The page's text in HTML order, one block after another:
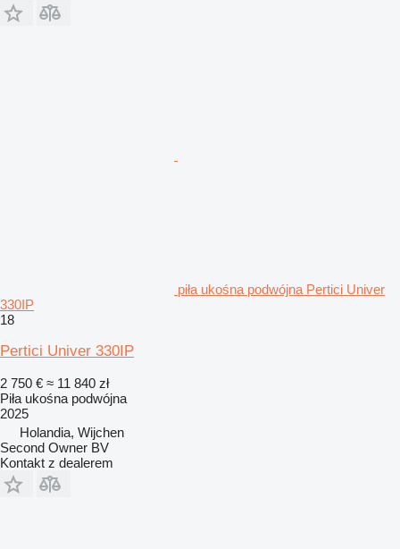
piła ukośna podwójna Pertici Univer
330IP
18
Pertici Univer 330IP
2 750 € ≈ 11 840 zł
Piła ukośna podwójna
2025
Holandia, Wijchen
Second Owner BV
Kontakt z dealerem